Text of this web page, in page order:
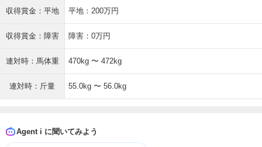
収得賞金：平地 平地：200万円
収得賞金：障害 障害：0万円
連対時：馬体重 470kg 〜 472kg
連対時：斤量 55.0kg 〜 56.0kg
Agent i に聞いてみよう